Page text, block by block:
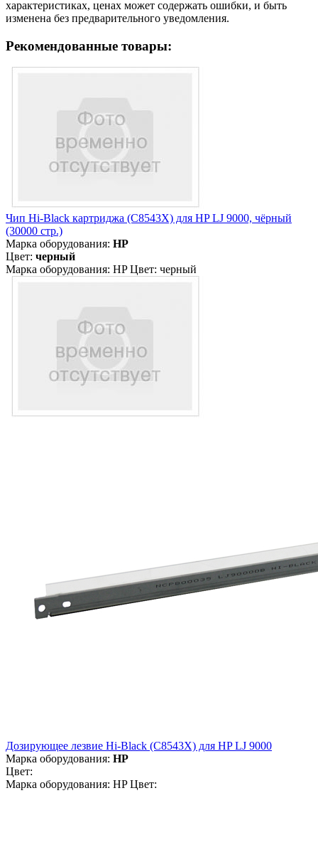
характеристиках, ценах может содержать ошибки, и быть
изменена без предварительного уведомления.
Рекомендованные товары:
Чип Hi-Black картриджа (C8543X) для HP LJ 9000, чёрный
(30000 стр.)
Марка оборудования: HP
Цвет: черный
Марка оборудования: HP Цвет: черный
Дозирующее лезвие Hi-Black (C8543X) для HP LJ 9000
Марка оборудования: HP
Цвет:
Марка оборудования: HP Цвет: